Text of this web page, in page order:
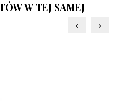
W TEJ SAMEJ
‹ ›